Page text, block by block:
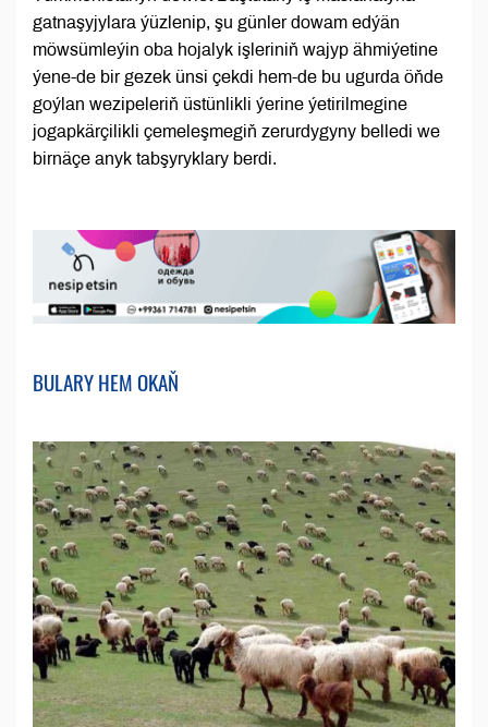
gatnaşyjylara ýüzlenip, şu günler dowam edýän
möwsümleýin oba hojalyk işleriniň wajyp ähmiýetine
ýene-de bir gezek ünsi çekdi hem-de bu ugurda öňde
goýlan wezipeleriň üstünlikli ýerine ýetirilmegine
jogapkärçilikli çemeleşmegiň zerurdygyny belledi we
birnäçe anyk tabşyryklary berdi.
BULARY HEM OKAŇ